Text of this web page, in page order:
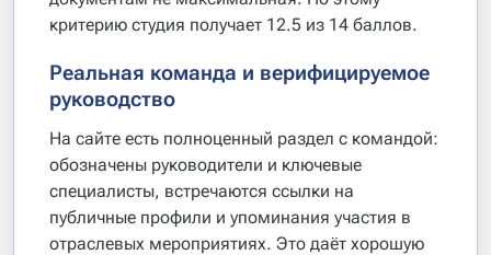
критерию студия получает 12.5 из 14 баллов.
Реальная команда и верифицируемое
руководство
На сайте есть полноценный раздел с командой:
обозначены руководители и ключевые
специалисты, встречаются ссылки на
публичные профили и упоминания участия в
отраслевых мероприятиях. Это даёт хорошую